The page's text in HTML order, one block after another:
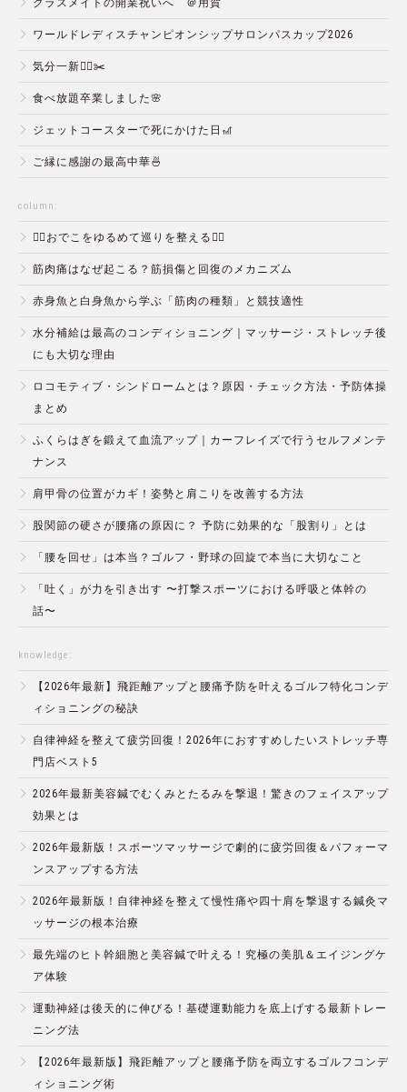
クラスメイトの開業祝いへ ＠用賀
ワールドレディスチャンピオンシップサロンパスカップ2026
気分一新💇‍♂️✂️
食べ放題卒業しました🌸
ジェットコースターで死にかけた日🎢
ご縁に感謝の最高中華🍜
column:
💆‍♀️おでこをゆるめて巡りを整える💆‍♂️
筋肉痛はなぜ起こる？筋損傷と回復のメカニズム
赤身魚と白身魚から学ぶ「筋肉の種類」と競技適性
水分補給は最高のコンディショニング｜マッサージ・ストレッチ後
にも大切な理由
ロコモティブ・シンドロームとは？原因・チェック方法・予防体操
まとめ
ふくらはぎを鍛えて血流アップ｜カーフレイズで行うセルフメンテ
ナンス
肩甲骨の位置がカギ！姿勢と肩こりを改善する方法
股関節の硬さが腰痛の原因に？ 予防に効果的な「股割り」とは
「腰を回せ」は本当？ゴルフ・野球の回旋で本当に大切なこと
「吐く」が力を引き出す 〜打撃スポーツにおける呼吸と体幹の
話〜
knowledge:
【2026年最新】飛距離アップと腰痛予防を叶えるゴルフ特化コンデ
ィショニングの秘訣
自律神経を整えて疲労回復！2026年におすすめしたいストレッチ専
門店ベスト5
2026年最新美容鍼でむくみとたるみを撃退！驚きのフェイスアップ
効果とは
2026年最新版！スポーツマッサージで劇的に疲労回復＆パフォーマ
ンスアップする方法
2026年最新版！自律神経を整えて慢性痛や四十肩を撃退する鍼灸マ
ッサージの根本治療
最先端のヒト幹細胞と美容鍼で叶える！究極の美肌＆エイジングケ
ア体験
運動神経は後天的に伸びる！基礎運動能力を底上げする最新トレー
ニング法
【2026年最新版】飛距離アップと腰痛予防を両立するゴルフコンデ
ィショニング術